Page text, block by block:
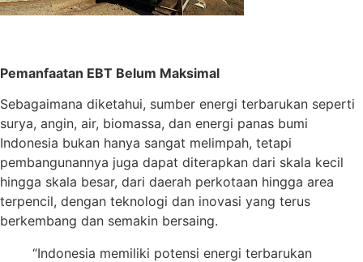
Pemanfaatan EBT Belum Maksimal
Sebagaimana diketahui, sumber energi terbarukan seperti
surya, angin, air, biomassa, dan energi panas bumi
Indonesia bukan hanya sangat melimpah, tetapi
pembangunannya juga dapat diterapkan dari skala kecil
hingga skala besar, dari daerah perkotaan hingga area
terpencil, dengan teknologi dan inovasi yang terus
berkembang dan semakin bersaing.
“Indonesia memiliki potensi energi terbarukan